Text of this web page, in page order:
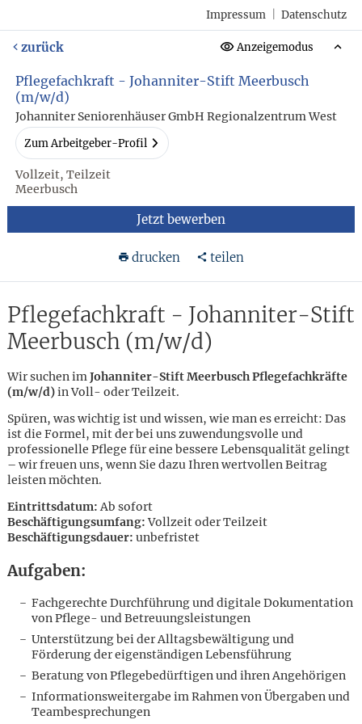
Impressum Datenschutz
zurück Anzeigemodus
Pflegefachkraft - Johanniter-Stift Meerbusch
(m/w/d)
Johanniter Seniorenhäuser GmbH Regionalzentrum West
Zum Arbeitgeber-Profil
Vollzeit, Teilzeit
Meerbusch
Jetzt bewerben
drucken teilen
Pflegefachkraft - Johanniter-Stift
Meerbusch (m/w/d)
Wir suchen imJohanniter-Stift Meerbusch Pflegefachkräfte
(m/w/d)in Voll- oder Teilzeit.
Spüren, was wichtig ist und wissen, wie man es erreicht: Das
ist die Formel, mit der bei uns zuwendungsvolle und
professionelle Pflege für eine bessere Lebensqualität gelingt
– wir freuen uns, wenn Sie dazu Ihren wertvollen Beitrag
leisten möchten.
Eintrittsdatum:Ab sofort
Beschäftigungsumfang:Vollzeit oder Teilzeit
Beschäftigungsdauer: unbefristet
Aufgaben:
Fachgerechte Durchführung und digitale Dokumentation
von Pflege- und Betreuungsleistungen
Unterstützung bei der Alltagsbewältigung und
Förderung der eigenständigen Lebensführung
Beratung von Pflegebedürftigen und ihren Angehörigen
Informationsweitergabe im Rahmen von Übergaben und
Teambesprechungen
Karte anzeigen